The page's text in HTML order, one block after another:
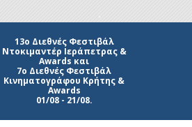
Awards